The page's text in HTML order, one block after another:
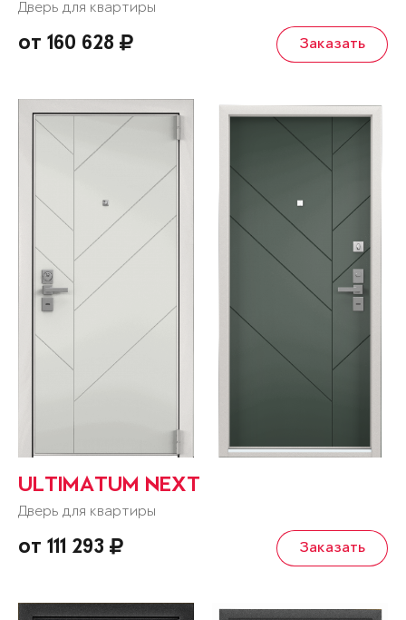
Дверь для квартиры
от 160 628 Заказать
ULTIMATUM NEXT
Дверь для квартиры
от 111 293 Заказать